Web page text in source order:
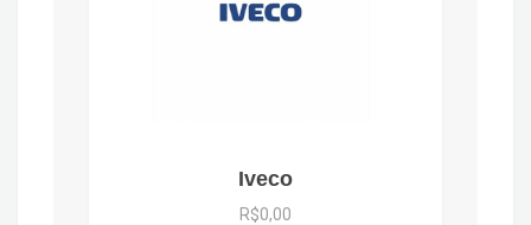
Iveco
R$0,00